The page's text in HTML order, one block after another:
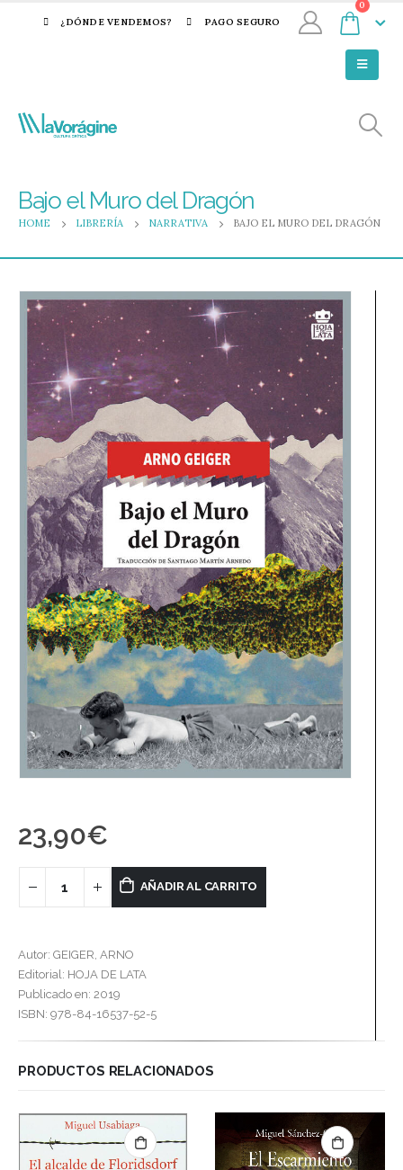
¿DÓNDE VENDEMOS? PAGO SEGURO
0
Bajo el Muro del Dragón
HOME LIBRERÍA NARRATIVA BAJO EL MURO DEL DRAGÓN
23,90€
AÑADIR AL CARRITO
Autor: GEIGER, ARNO
Editorial: HOJA DE LATA
Publicado en: 2019
ISBN: 978-84-16537-52-5
PRODUCTOS RELACIONADOS